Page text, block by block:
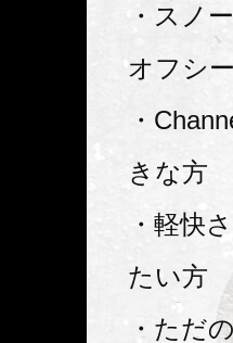
・スノ
オフシ
・
きな方
・軽快
たい方
・ただ